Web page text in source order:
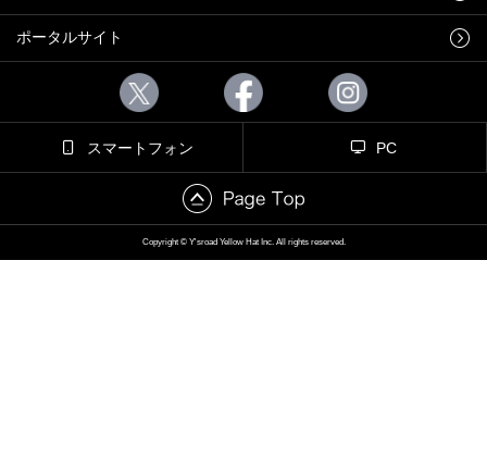
ポータルサイト
スマートフォン PC
Copyright © Y'sroad Yellow Hat Inc. All rights reserved.